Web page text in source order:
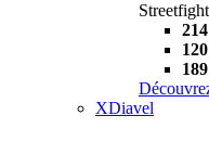
XDiavel